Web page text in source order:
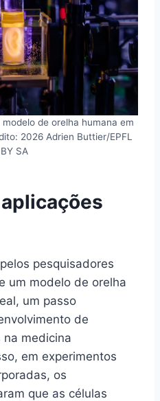
de orelha humana em
2026 Adrien Buttier/EPFL
SA
pesquisadores
um modelo de orelha
um passo
de
medicina
em experimentos
os
que as células